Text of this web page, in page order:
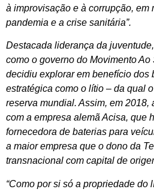
à improvisação e à corrupção, em
pandemia e a crise sanitária”.
Destacada liderança da
como o governo do Movimento
decidiu explorar em benefício dos
estratégica como o lítio – da qual
reserva mundial. Assim, em 2018,
com a empresa alemã Acisa, que
fornecedora de baterias para
a maior empresa que o dono da
transnacional com capital de
“Como por si só a propriedade do